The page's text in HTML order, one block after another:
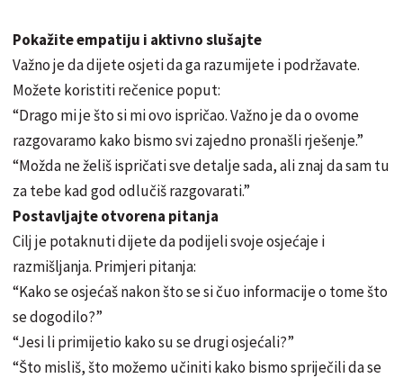
Pokažite empatiju i aktivno slušajte
Važno je da dijete osjeti da ga razumijete i podržavate.
Možete koristiti rečenice poput:
“Drago mi je što si mi ovo ispričao. Važno je da o ovome
razgovaramo kako bismo svi zajedno pronašli rješenje.”
“Možda ne želiš ispričati sve detalje sada, ali znaj da sam tu
za tebe kad god odlučiš razgovarati.”
Postavljajte otvorena pitanja
Cilj je potaknuti dijete da podijeli svoje osjećaje i
razmišljanja. Primjeri pitanja:
“Kako se osjećaš nakon što se si čuo informacije o tome što
se dogodilo?”
“Jesi li primijetio kako su se drugi osjećali?”
“Što misliš, što možemo učiniti kako bismo spriječili da se